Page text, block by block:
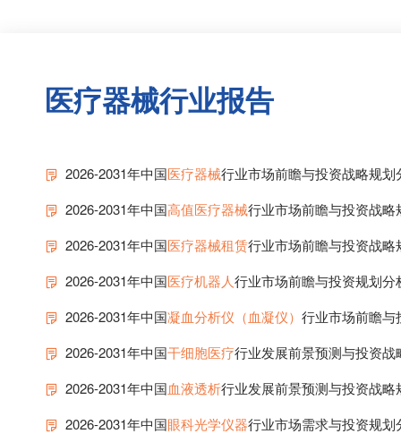
医疗器械行业报告
2026-2031年中国医疗器械行业市场前瞻与投资战略规划
2026-2031年中国高值医疗器械行业市场前瞻与投资战略
2026-2031年中国医疗器械租赁行业市场前瞻与投资战略
2026-2031年中国医疗机器人行业市场前瞻与投资规划分
2026-2031年中国凝血分析仪（血凝仪） 行业市场前瞻与
2026-2031年中国干细胞医疗行业发展前景预测与投资战
2026-2031年中国血液透析行业发展前景预测与投资战略
2026-2031年中国眼科光学仪器行业市场需求与投资规划